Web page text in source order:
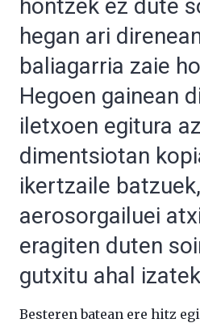
hontzek ez dute
hegan ari
baliagarria zaie
Hegoen gainean
iletxoen egitura
dimentsiotan
ikertzaile batzuek,
aerosorgailuei
eragiten duten
gutxitu ahal
Besteren batean ere hitz